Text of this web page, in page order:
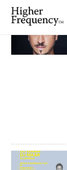
TAG: DJ MAAR